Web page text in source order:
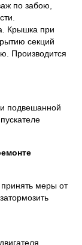
по забою,
Крышка при
секций
Производится
подвешанной
меры от